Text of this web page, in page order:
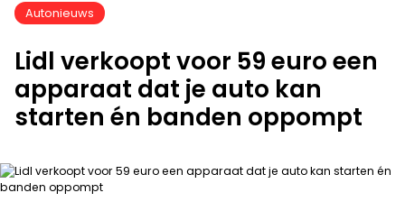
Autonieuws
Lidl verkoopt voor 59 euro een
apparaat dat je auto kan
starten én banden oppompt